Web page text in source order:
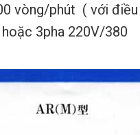
vòng/phút ( với
3pha 220V/380